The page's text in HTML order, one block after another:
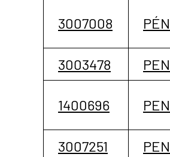
3007008
3003478
1400696
3007251